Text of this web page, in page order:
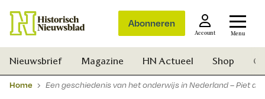
Abonneren
Account Menu
Nieuwsbrief Magazine HN Actueel Shop
Home Een geschiedenis van het onderwijs in Nederland – Piet de